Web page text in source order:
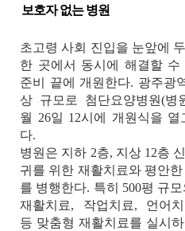
보호자 없는 병원
초고령 사회 진입을 눈앞에
한 곳에서 동시에 해결할 수
준비 끝에 개원한다. 광주광
상 규모로 첨단요양병원(병
월 26일 12시에 개원식을 열
다.
병원은 지하 2층, 지상 12층
귀를 위한 재활치료와 평안
를 병행한다. 특히 500평 규모
재활치료, 작업치료, 언어
등 맞춤형 재활치료를 실시